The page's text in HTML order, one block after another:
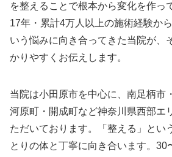
を整えることで根本から変化を作っ
17年・累計4万人以上の施術経験か
いう悩みに向き合ってきた当院が、
かりやすくお伝えします。
当院は小田原市を中心に、南足柄市
河原町・開成町など神奈川県西部エ
ただいております。「整える」とい
とりの体と丁寧に向き合います。30